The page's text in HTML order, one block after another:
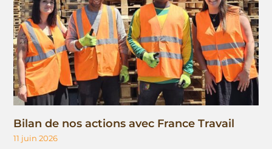
Bilan de nos actions avec France Travail
11 juin 2026